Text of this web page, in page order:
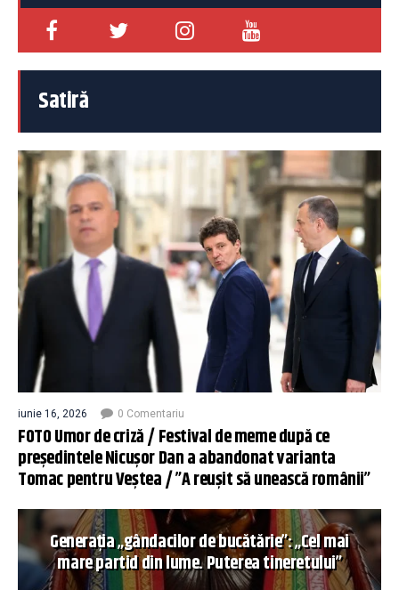
Satiră
iunie 16, 2026 0 Comentariu
FOTO Umor de criză / Festival de meme după ce
președintele Nicușor Dan a abandonat varianta
Tomac pentru Veștea / ”A reușit să unească românii”
Generația „gândacilor de bucătărie”: „Cel mai
mare partid din lume. Puterea tineretului”